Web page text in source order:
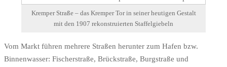
Kremper Straße – das Kremper Tor in seiner heutigen Gestalt
mit den 1907 rekonstruierten Staffelgiebeln
Vom Markt führen mehrere Straßen herunter zum Hafen bzw.
Binnenwasser: Fischerstraße, Brückstraße, Burgstraße und